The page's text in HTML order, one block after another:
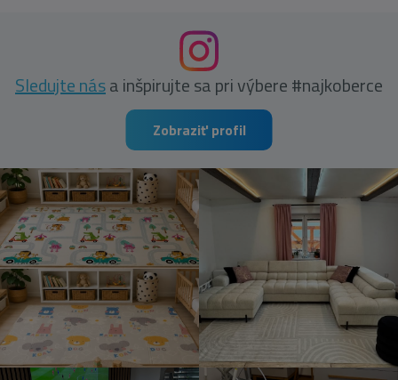
Sledujte nása inšpirujte sa pri výbere #najkoberce
Zobraziť profil